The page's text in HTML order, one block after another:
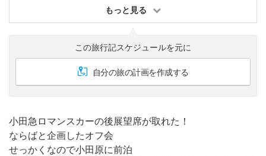
もっと見る
この旅行記スケジュールを元に
自分の旅の計画を作成する
小田急ロマンスカーの後展望席が取れた！
ならばと企画したオフ会
せっかくなので小田原に前泊